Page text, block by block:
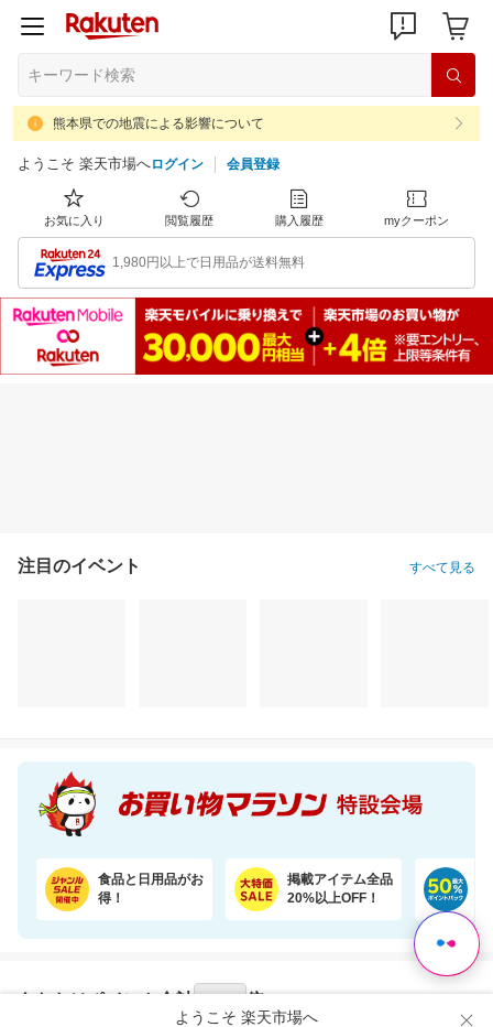
熊本県での地震による影響について
ようこそ 楽天市場へログイン 会員登録
お気に入り 閲覧履歴 購入履歴 myクーポン
1,980円以上で日用品が送料無料
ようこそ 楽天市場へ
注目のイベント すべて見る
食品と日用品がお
得！
掲載アイテム全品
20%以上OFF！
あなたはポイント 合計 倍